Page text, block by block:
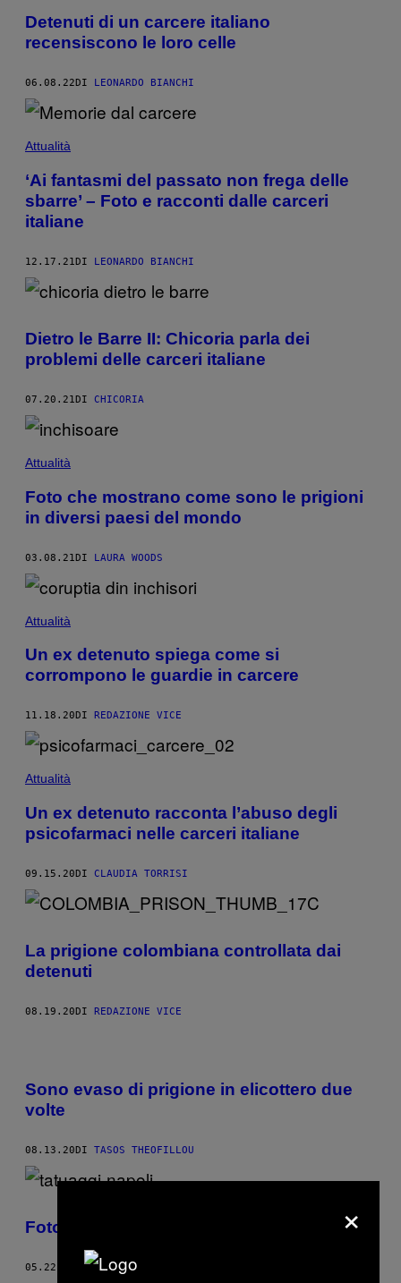
Detenuti di un carcere italiano
recensiscono le loro celle
06.08.22DI LEONARDO BIANCHI
Attualità
‘Ai fantasmi del passato non frega delle
sbarre’ – Foto e racconti dalle carceri
italiane
12.17.21DI LEONARDO BIANCHI
Dietro le Barre II: Chicoria parla dei
problemi delle carceri italiane
07.20.21 DI CHICORIA
Attualità
Foto che mostrano come sono le prigioni
in diversi paesi del mondo
03.08.21DI LAURA WOODS
Attualità
Un ex detenuto spiega come si
corrompono le guardie in carcere
11.18.20 DI REDAZIONE VICE
Attualità
Un ex detenuto racconta l’abuso degli
psicofarmaci nelle carceri italiane
09.15.20DI CLAUDIA TORRISI
La prigione colombiana controllata dai
detenuti
08.19.20 DI REDAZIONE VICE
Sono evaso di prigione in elicottero due
volte
08.13.20DI TASOS THEOFILLOU
Foto della cultura del tatuaggio a Napoli
05.22.20 DICARLO CASENTINI
×